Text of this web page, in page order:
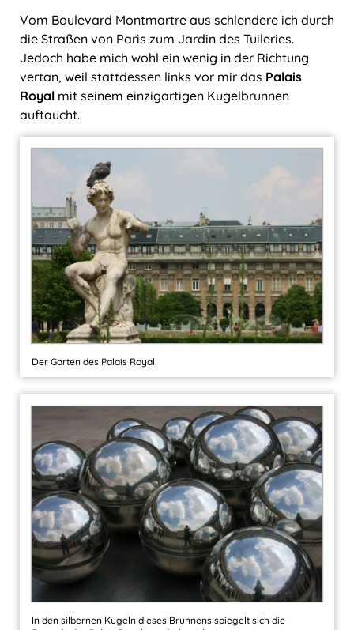
Vom Boulevard Montmartre aus schlendere ich durch
die Straßen von Paris zum Jardin des Tuileries.
Jedoch habe mich wohl ein wenig in der Richtung
vertan, weil stattdessen links vor mir das Palais
Royal mit seinem einzigartigen Kugelbrunnen
auftaucht.
Der Garten des Palais Royal.
In den silbernen Kugeln dieses Brunnens spiegelt sich die